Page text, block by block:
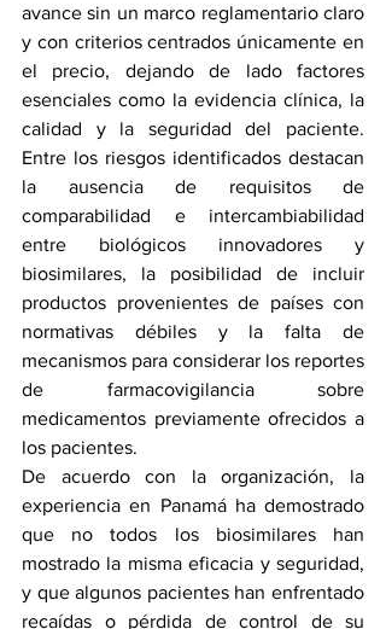
avance sin un marco reglamentario claro
y con criterios centrados únicamente en
el precio, dejando de lado factores
esenciales como la evidencia clínica, la
calidad y la seguridad del paciente.
Entre los riesgos identificados destacan
la ausencia de requisitos de
comparabilidad e intercambiabilidad
entre biológicos innovadores y
biosimilares, la posibilidad de incluir
productos provenientes de países con
normativas débiles y la falta de
mecanismos para considerar los reportes
de farmacovigilancia sobre
medicamentos previamente ofrecidos a
los pacientes.
De acuerdo con la organización, la
experiencia en Panamá ha demostrado
que no todos los biosimilares han
mostrado la misma eficacia y seguridad,
y que algunos pacientes han enfrentado
recaídas o pérdida de control de su